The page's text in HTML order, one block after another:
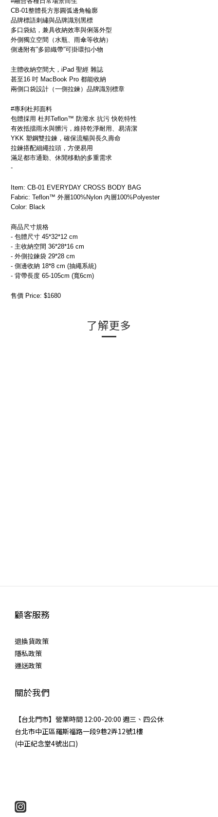
CB-01整體長方形圓弧邊角輪廓
品牌標語刺繡與品牌識別黑標
多口袋結，兼具收納效率與俐落外型
外側獨立空間（水瓶、雨傘等收納）
側邊附有”多節織帶”可掛環扣小物
主體收納空間大，iPad 聖經 雜誌
甚至16 吋 MacBook Pro 都能收納
兩側口袋設計（一側拉鍊）品牌識別標章
#專利杜邦面料
包體採用 杜邦Teflon™ 防潑水 抗污 快乾特性
有效抵擋雨水與髒污，維持乾淨耐用、易清潔
YKK 塑鋼雙拉鍊，確保流暢與長久壽命
拉鍊搭配細繩拉頭，方便易用
滿足都市通勤、休閒移動的多重需求
-
Item: CB-01 EVERYDAY CROSS BODY BAG
Fabric: Teflon™ 外層100%Nylon 內層100%Polyester
Color: Black
商品尺寸規格
- 包體尺寸 45*32*12 cm
- 主收納空間 36*28*16 cm
- 外側拉鍊袋 29*28 cm
- 側邊收納 18*8 cm (抽繩系統)
- 背帶長度 65-105cm (寬6cm)
售價 Price: $1680
了解更多
顧客服務
退換貨政策
隱私政策
運送政策
關於我們
【台北門市】營業時間 12:00-20:00 週三、四公休
台北市中正區羅斯福路一段9巷2弄12號1樓
(中正紀念堂4號出口)